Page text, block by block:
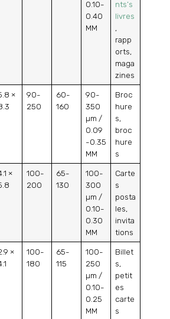
0.10-
0.40
MM
nts’s
livres
,
rapp
orts,
maga
zines
×
90-
250
60-
160
90-
350
µm /
0.09
-0.35
MM
Broc
hure
s,
broc
hure
s
×
100-
200
65-
130
100-
300
µm /
0.10-
0.30
MM
Carte
s
posta
les,
invita
tions
×
100-
180
65-
115
100-
250
µm /
0.10-
0.25
MM
Billet
s,
petit
es
carte
s